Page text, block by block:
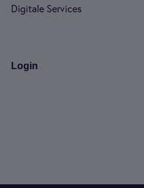
Digi­tale Ser­vices
Login